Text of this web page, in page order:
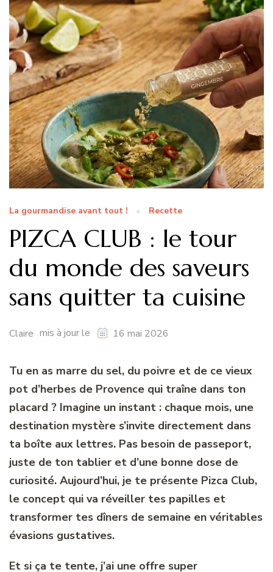
La gourmandise avant tout ! Recette
PIZCA CLUB : le tour
du monde des saveurs
sans quitter ta cuisine
Claire mis à jour le 16 mai 2026
Tu en as marre du sel, du poivre et de ce vieux
pot d’herbes de Provence qui traîne dans ton
placard ? Imagine un instant : chaque mois, une
destination mystère s’invite directement dans
ta boîte aux lettres. Pas besoin de passeport,
juste de ton tablier et d’une bonne dose de
curiosité. Aujourd’hui, je te présente Pizca Club,
le concept qui va réveiller tes papilles et
transformer tes dîners de semaine en véritables
évasions gustatives.
Et si ça te tente, j’ai une offre super